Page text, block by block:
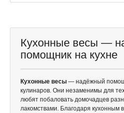
Кухонные весы —
помощник на кухне
Кухонные весы — надёжный
кулинаров. Они незаменимы для
любят побаловать домочадцев
лакомствами. Благодаря кухонным